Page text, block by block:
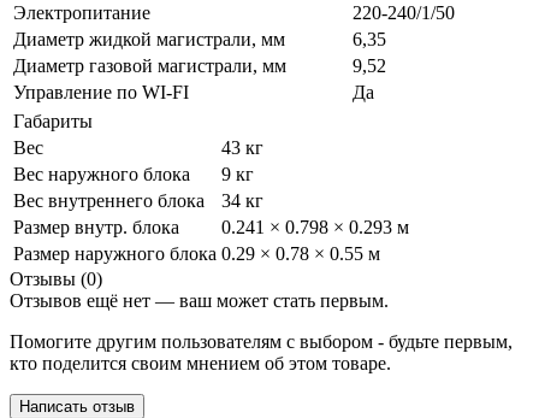
Электропитание
220-240/1/50
Диаметр жидкой магистрали, мм
6,35
Диаметр газовой магистрали, мм
9,52
Управление по WI-FI
Да
Габариты
Вес
43 кг
Вес наружного блока
9 кг
Вес внутреннего блока
34 кг
Размер внутр. блока
0.241 × 0.798 × 0.293 м
Размер наружного блока 0.29 × 0.78 × 0.55 м
Отзывы (0)
Отзывов ещё нет — ваш может стать первым.
Помогите другим пользователям с выбором - будьте первым,
кто поделится своим мнением об этом товаре.
Написать отзыв